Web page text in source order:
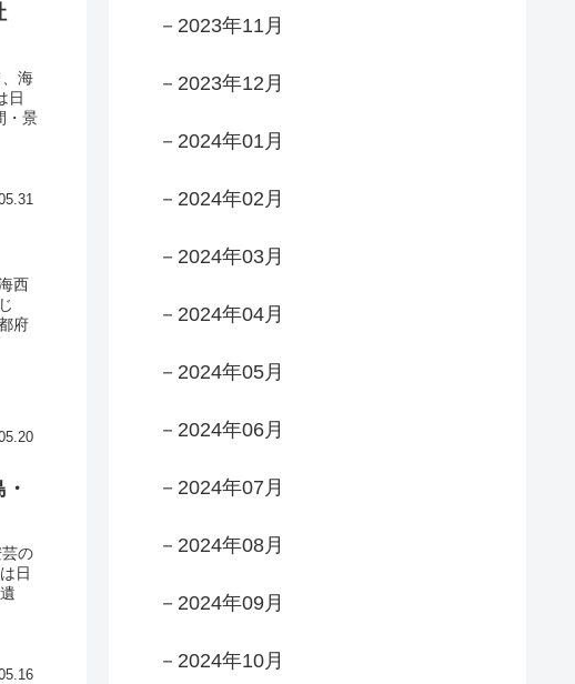
海
日
・景
西
府
の
日
－2023年11月
－2023年12月
－2024年01月
－2024年02月
－2024年03月
－2024年04月
－2024年05月
－2024年06月
－2024年07月
－2024年08月
－2024年09月
－2024年10月